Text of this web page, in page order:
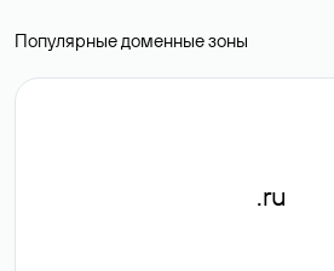
Популярные доменные зоны
.ru